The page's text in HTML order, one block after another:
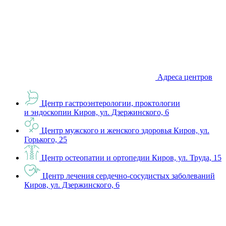
Адреса центров
Центр гастроэнтерологии, проктологии
и эндоскопии Киров, ул. Дзержинского, 6
Центр мужского и женского здоровья Киров, ул.
Горького, 25
Центр остеопатии и ортопедии Киров, ул. Труда, 15
Центр лечения сердечно-сосудистых заболеваний
Киров, ул. Дзержинского, 6